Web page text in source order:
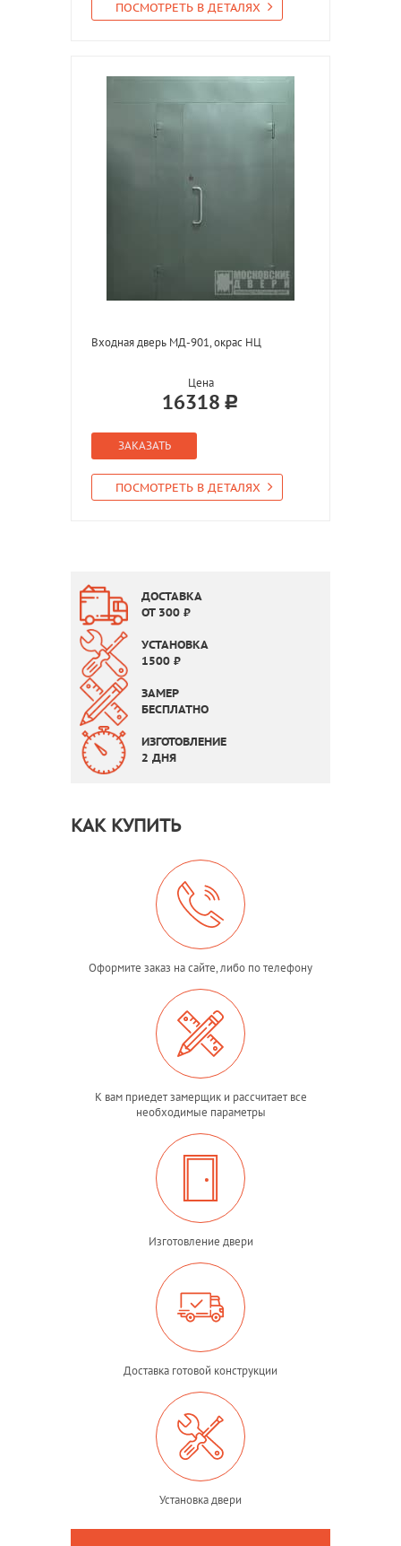
ПОСМОТРЕТЬ В ДЕТАЛЯХ
Входная дверь МД-901, окрас НЦ
Цена
16318
ЗАКАЗАТЬ
ПОСМОТРЕТЬ В ДЕТАЛЯХ
ДОСТАВКА
ОТ 300 ₽
УСТАНОВКА
1500 ₽
ЗАМЕР
БЕСПЛАТНО
ИЗГОТОВЛЕНИЕ
2 ДНЯ
КАК КУПИТЬ
Оформите заказ на сайте, либо по телефону
К вам приедет замерщик и рассчитает все
необходимые параметры
Изготовление двери
Доставка готовой конструкции
Установка двери